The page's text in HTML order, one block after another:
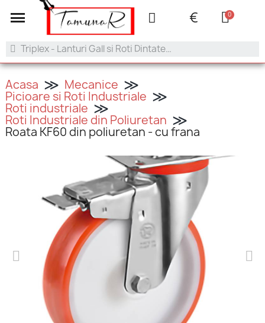
+40 753.042.505 contact@tamunar.ro
€
Acasa Mecanice
Picioare si Roti Industriale
Roti industriale
Roti Industriale din Poliuretan
Roata KF60 din poliuretan - cu frana